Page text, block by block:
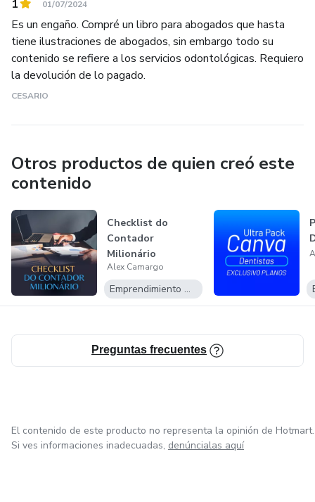
1 01/07/2024
Es un engaño. Compré un libro para abogados que hasta
tiene ilustraciones de abogados, sin embargo todo su
contenido se refiere a los servicios odontológicas. Requiero
la devolución de lo pagado.
CESARIO
Otros productos de quien creó este
contenido
Checklist do
Contador
Milionário
Alex Camargo
Emprendimiento Digital
Preguntas frecuentes
El contenido de este producto no representa la opinión de Hotmart.
Si ves informaciones inadecuadas, denúncialas aquí